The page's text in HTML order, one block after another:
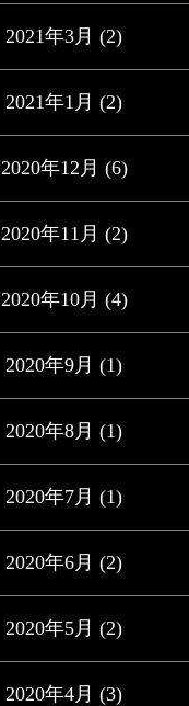
2021年3月 (2)
2021年1月 (2)
2020年12月 (6)
2020年11月 (2)
2020年10月 (4)
2020年9月 (1)
2020年8月 (1)
2020年7月 (1)
2020年6月 (2)
2020年5月 (2)
2020年4月 (3)